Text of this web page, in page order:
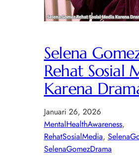
Selena
Rehat Sosial
Karena
Januari 26, 2026
MentalHealthAwareness
RehatSosialMedia,
SelenaGomezDrama